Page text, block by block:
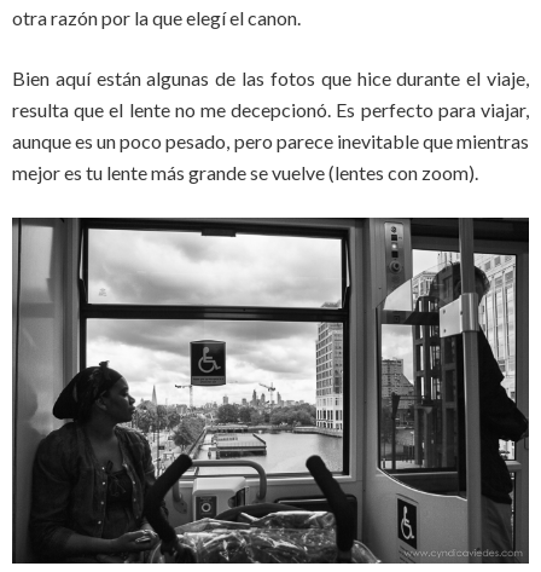
otra razón por la que elegí el canon.
Bien aquí están algunas de las fotos que hice durante el viaje,
resulta que el lente no me decepcionó. Es perfecto para viajar,
aunque es un poco pesado, pero parece inevitable que mientras
mejor es tu lente más grande se vuelve (lentes con zoom).